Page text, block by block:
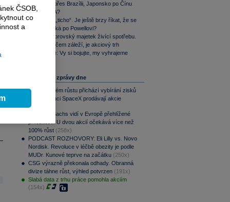
Od SSSR přes Brazílii, Japonsko po Čínu.
Nebo i USA?
Warshovo „ticho“. Je ještě brzy říkat, že se
trhům stýská po Powellovi?
Yardeni: Obrovský majetek živící spotřebu.
Jediné, na čem záleží, je akciový trh
Perly týdne: Vy si bojujte, my vyhrajeme
Nejčtenější zprávy dne
Po raketovém růstu přichází vybírání zisků.
Zaměstnanci SpaceX prodávají akcie
(287x)
Goldman Sachs vidí v Evropě přehlížené
příležitosti. U dvou akcií očekává více než
100% růst (258x)
PODCAST ROZHOVORY: Eli Lilly vs. Novo
Nordisk. Revoluce v léčbě obezity je podle
MUDr. Kunové teprve na začátku (250x)
CSG výrazně překonala odhady. Obranná
divize táhne růst, výhled potvrzen (191x)
Slabá data z trhu práce pomohla akciím
(154x)
ČSOB,
co
a